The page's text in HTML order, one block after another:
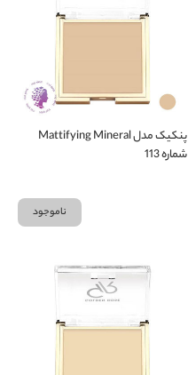
پنکیک مدل Mattifying Mineral
شماره 113
ناموجود